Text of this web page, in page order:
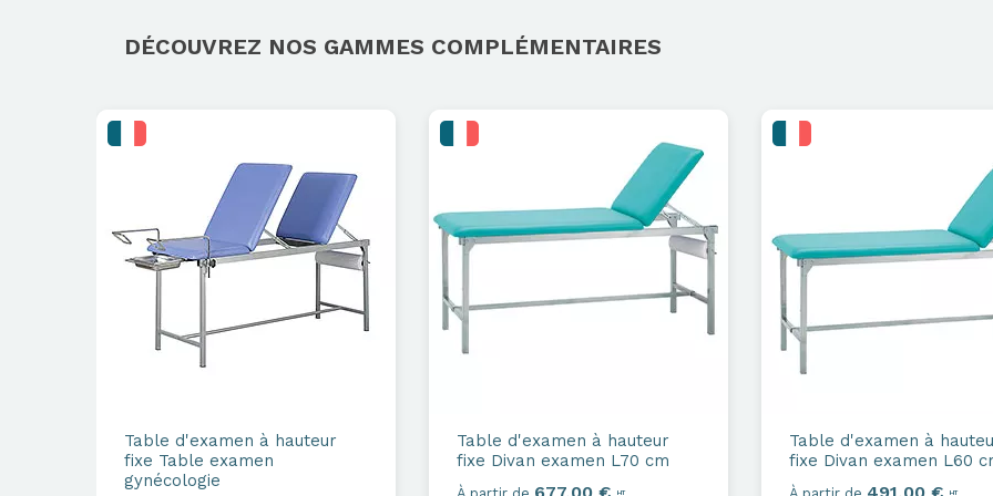
DÉCOUVREZ NOS GAMMES COMPLÉMENTAIRES
Table d'examen à hauteur
fixe Table examen
gynécologie
Table d'examen à hauteur
fixe Divan examen L70 cm
677,00 € HT
Table d'examen à
fixe Divan examen L60
491,00 € HT